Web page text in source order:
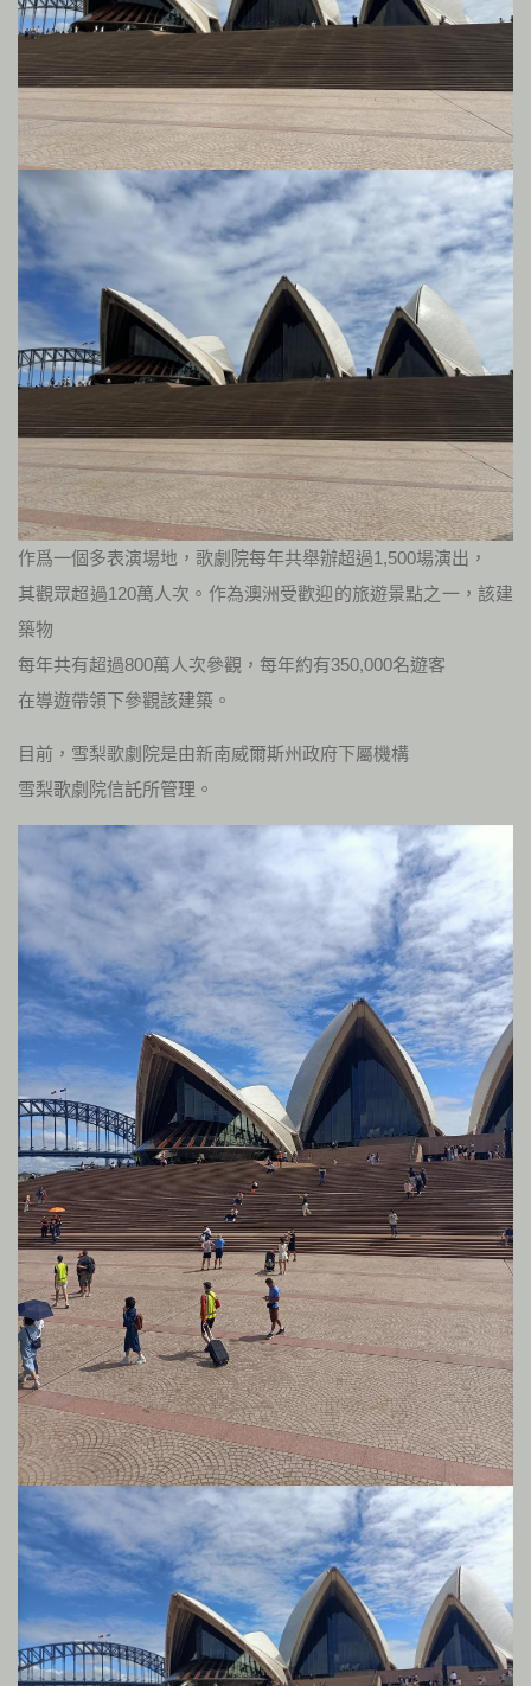
作爲一個多表演場地，歌劇院每年共舉辦超過1,500場演出，
其觀眾超過120萬人次。作為澳洲受歡迎的旅遊景點之一，該建
築物
每年共有超過800萬人次參觀，每年約有350,000名遊客
在導遊帶領下參觀該建築。
目前，雪梨歌劇院是由新南威爾斯州政府下屬機構
雪梨歌劇院信託所管理。